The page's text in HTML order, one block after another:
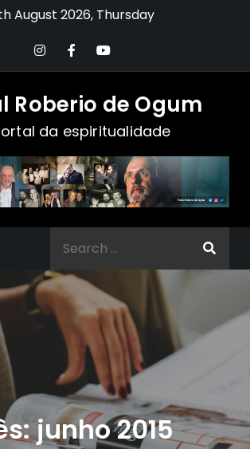
August 2026, Thursday
Roberio de Ogum
da espiritualidade
junho 2015